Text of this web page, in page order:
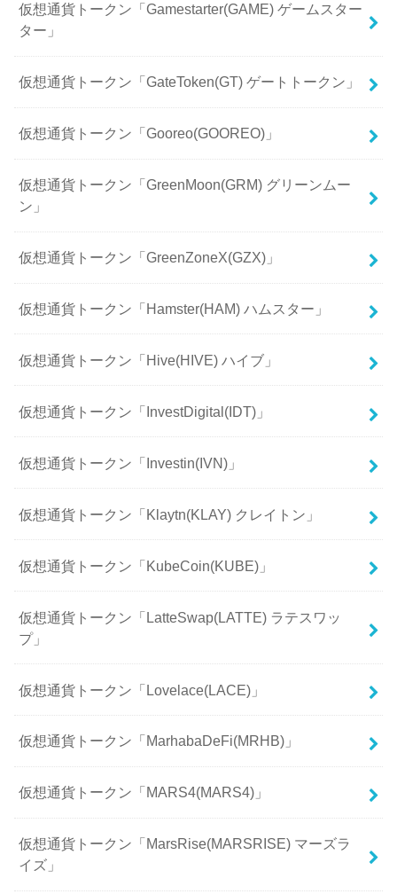
仮想通貨トークン「Gamestarter(GAME) ゲームスター
ター」
仮想通貨トークン「GateToken(GT) ゲートトークン」
仮想通貨トークン「Gooreo(GOOREO)」
仮想通貨トークン「GreenMoon(GRM) グリーンムー
ン」
仮想通貨トークン「GreenZoneX(GZX)」
仮想通貨トークン「Hamster(HAM) ハムスター」
仮想通貨トークン「Hive(HIVE) ハイブ」
仮想通貨トークン「InvestDigital(IDT)」
仮想通貨トークン「Investin(IVN)」
仮想通貨トークン「Klaytn(KLAY) クレイトン」
仮想通貨トークン「KubeCoin(KUBE)」
仮想通貨トークン「LatteSwap(LATTE) ラテスワッ
プ」
仮想通貨トークン「Lovelace(LACE)」
仮想通貨トークン「MarhabaDeFi(MRHB)」
仮想通貨トークン「MARS4(MARS4)」
仮想通貨トークン「MarsRise(MARSRISE) マーズラ
イズ」